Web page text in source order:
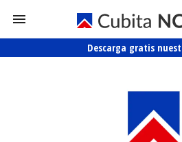
Descarga gratis